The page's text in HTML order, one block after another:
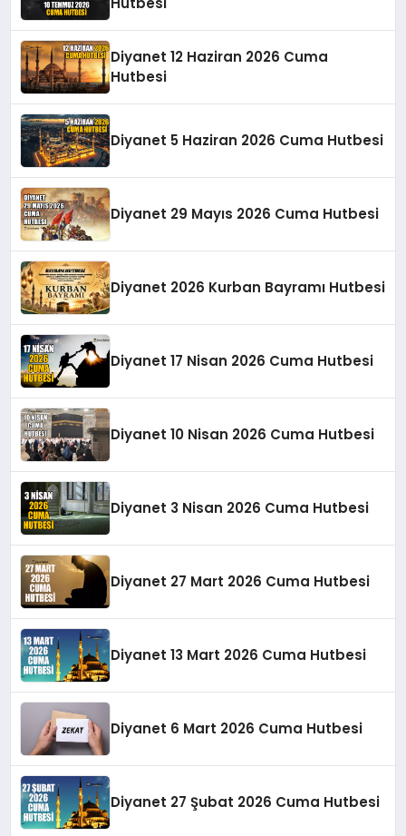
Diyanet 12 Haziran 2026 Cuma
Hutbesi
Diyanet 5 Haziran 2026 Cuma Hutbesi
Diyanet 29 Mayıs 2026 Cuma Hutbesi
Diyanet 2026 Kurban Bayramı Hutbesi
Diyanet 17 Nisan 2026 Cuma Hutbesi
Diyanet 10 Nisan 2026 Cuma Hutbesi
Diyanet 3 Nisan 2026 Cuma Hutbesi
Diyanet 27 Mart 2026 Cuma Hutbesi
Diyanet 13 Mart 2026 Cuma Hutbesi
Diyanet 6 Mart 2026 Cuma Hutbesi
Diyanet 27 Şubat 2026 Cuma Hutbesi